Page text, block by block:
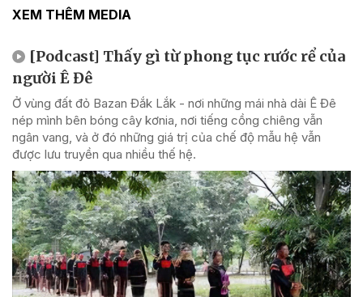
XEM THÊM MEDIA
[Podcast] Thấy gì từ phong tục rước rể của
người Ê Đê
Ở vùng đất đỏ Bazan Đắk Lắk - nơi những mái nhà dài Ê Đê
nép mình bên bóng cây kơnia, nơi tiếng cồng chiêng vẫn
ngân vang, và ở đó những giá trị của chế độ mẫu hệ vẫn
được lưu truyền qua nhiều thế hệ.